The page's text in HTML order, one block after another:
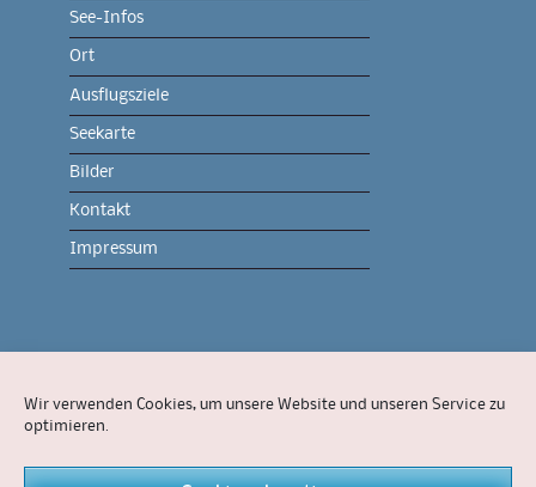
Wir verwenden Cookies, um unsere Website und unseren Service zu
optimieren.
See-Infos
Ort
Ausflugsziele
Seekarte
Bilder
Kontakt
Impressum
Feuerwerk
Dienstleistungen